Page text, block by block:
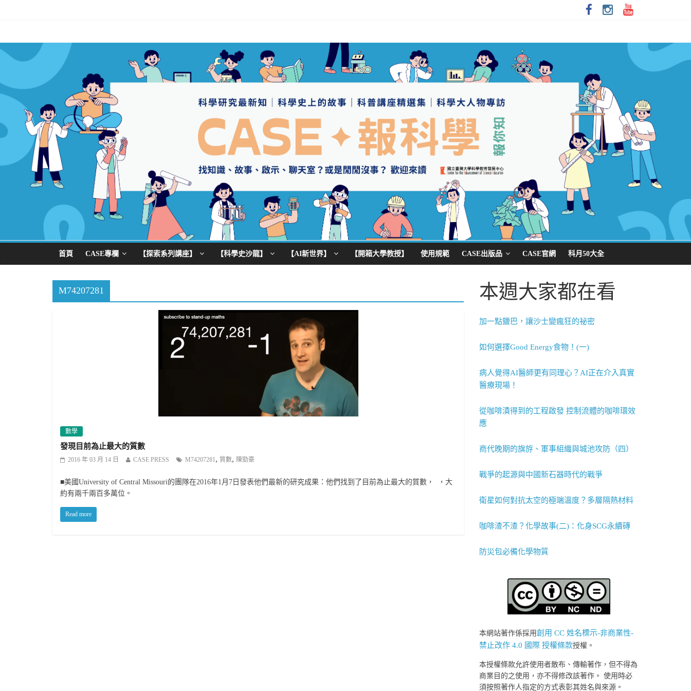
首頁 CASE專欄 【探索系列講座】 【科學史沙龍】 【AI新世界】 【開箱大學教授】 使用規範 CASE出版品 CASE官網 科月50大全
M74207281
數學
發現目前為止最大的質數
2016 年 03 月 14 日 CASE PRESS M74207281, 質數, 陳勁豪
■美國University of Central Missouri的團隊在2016年1月7日發表他們最新的研究成果：他們找到了目前為止最大的質數，
，大
約有兩千兩百多萬位。
Read more
本週大家都在看
加一點鹽巴，讓沙士變瘋狂的祕密
如何選擇Good Energy食物！(一)
病人覺得AI醫師更有同理心？AI正在介入真實
醫療現場！
從咖啡漬得到的工程啟發 控制流體的咖啡環效
應
商代晚期的旗斿、軍事組織與城池攻防（四）
戰爭的起源與中國新石器時代的戰爭
衛星如何對抗太空的極端溫度？多層隔熱材料
咖啡渣不渣？化學故事(二)：化身SCG永續磚
防災包必備化學物質
本網站著作係採用創用 CC 姓名標示-非商業性-
禁止改作 4.0 國際 授權條款授權。
本授權條款允許使用者散布、傳輸著作，但不得為
商業目的之使用，亦不得修改該著作。 使用時必
須按照著作人指定的方式表彰其姓名與來源。